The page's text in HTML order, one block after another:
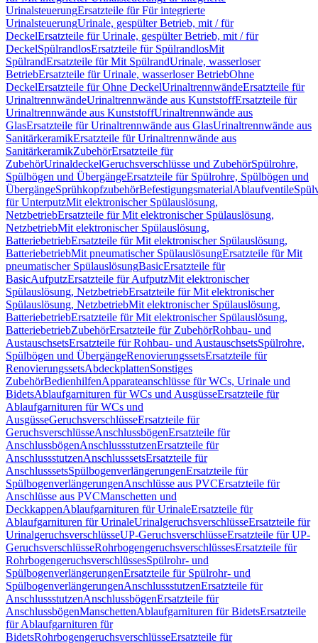
UrinalsteuerungErsatzteile für Für integrierte
UrinalsteuerungUrinale, gespülter Betrieb, mit / für
DeckelErsatzteile für Urinale, gespülter Betrieb, mit / für
DeckelSpülrandlosErsatzteile für SpülrandlosMit
SpülrandErsatzteile für Mit SpülrandUrinale, wasserloser
BetriebErsatzteile für Urinale, wasserloser BetriebOhne
DeckelErsatzteile für Ohne DeckelUrinaltrennwändeErsatzteile für
UrinaltrennwändeUrinaltrennwände aus KunststoffErsatzteile für
Urinaltrennwände aus KunststoffUrinaltrennwände aus
GlasErsatzteile für Urinaltrennwände aus GlasUrinaltrennwände aus
SanitärkeramikErsatzteile für Urinaltrennwände aus
SanitärkeramikZubehörErsatzteile für
ZubehörUrinaldeckelGeruchsverschlüsse und ZubehörSpülrohre,
Spülbögen und ÜbergängeErsatzteile für Spülrohre, Spülbögen und
ÜbergängeSprühkopfzubehörBefestigungsmaterialAblaufventile
für UnterputzMit elektronischer Spülauslösung,
NetzbetriebErsatzteile für Mit elektronischer Spülauslösung,
NetzbetriebMit elektronischer Spülauslösung,
BatteriebetriebErsatzteile für Mit elektronischer Spülauslösung,
BatteriebetriebMit pneumatischer SpülauslösungErsatzteile für Mit
pneumatischer SpülauslösungBasicErsatzteile für
BasicAufputzErsatzteile für AufputzMit elektronischer
Spülauslösung, NetzbetriebErsatzteile für Mit elektronischer
Spülauslösung, NetzbetriebMit elektronischer Spülauslösung,
BatteriebetriebErsatzteile für Mit elektronischer Spülauslösung,
BatteriebetriebZubehörErsatzteile für ZubehörRohbau- und
AustauschsetsErsatzteile für Rohbau- und AustauschsetsSpülrohre,
Spülbögen und ÜbergängeRenovierungssetsErsatzteile für
RenovierungssetsAbdeckplattenSonstiges
ZubehörBedienhilfenApparateanschlüsse für WCs, Urinale und
BidetsAblaufgarnituren für WCs und AusgüsseErsatzteile für
Ablaufgarnituren für WCs und
AusgüsseGeruchsverschlüsseErsatzteile für
GeruchsverschlüsseAnschlussbögenErsatzteile für
AnschlussbögenAnschlussstutzenErsatzteile für
AnschlussstutzenAnschlusssetsErsatzteile für
AnschlusssetsSpülbogenverlängerungenErsatzteile für
SpülbogenverlängerungenAnschlüsse aus PVCErsatzteile für
Anschlüsse aus PVCManschetten und
DeckkappenAblaufgarnituren für UrinaleErsatzteile für
Ablaufgarnituren für UrinaleUrinalgeruchsverschlüsseErsatzteile für
UrinalgeruchsverschlüsseUP-GeruchsverschlüsseErsatzteile für UP-
GeruchsverschlüsseRohrbogengeruchsverschlüssesErsatzteile für
RohrbogengeruchsverschlüssesSpülrohr- und
SpülbogenverlängerungenErsatzteile für Spülrohr- und
SpülbogenverlängerungenAnschlussstutzenErsatzteile für
AnschlussstutzenAnschlussbögenErsatzteile für
AnschlussbögenManschettenAblaufgarnituren für BidetsErsatzteile
für Ablaufgarnituren für
BidetsRohrbogengeruchsverschlüsseErsatzteile für